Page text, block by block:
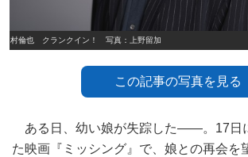
中村倫也 クランクイン！ 写真：上野留加
この記事の写真を見る
ある日、幼い娘が失踪した――。17日
た映画『ミッシング』で、娘との再会を